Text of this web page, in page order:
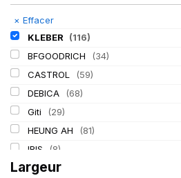
× Effacer
KLEBER
(116)
BFGOODRICH
(34)
CASTROL
(59)
DEBICA
(68)
Giti
(29)
HEUNG AH
(81)
IRIS
(8)
ITALMATIC
Largeur